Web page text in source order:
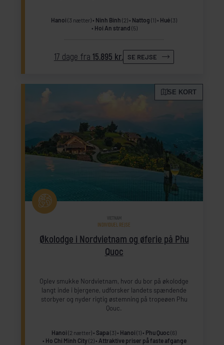
Hanoi (3 nætter) Ninh Binh (2) Nattog (1) Hué(3)
Hoi An strand (5)
17 dage fra 15.895 kr. SE REJSE
SE KORT
Økolodge i Nordvietnam og øferie på Phu
Quoc
VIETNAM
INDIVIDUEL REJSE
Oplev smukke Nordvietnam, hvor du bor på økolodge
langt inde i bjergene, udforsker landets spændende
storbyer og nyder rigtig østemning på tropeøen Phu
Qouc.
Hanoi (2 nætter) Sapa(3) Hanoi (1) Phu Quoc(6)
Ho Chi Minh City(2) Attraktive priser på faste afgange